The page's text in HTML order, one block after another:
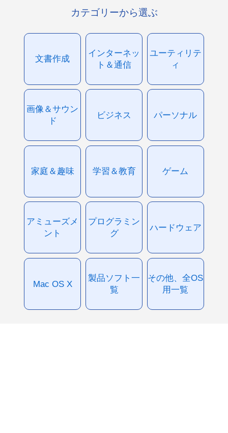
カテゴリーから選ぶ
文書作成
インターネッ
ト＆通信
ユーティリテ
ィ
画像＆サウン
ド
ビジネス パーソナル
家庭＆趣味 学習＆教育 ゲーム
アミューズメ
ント
プログラミン
グ
ハードウェア
Mac OS X
製品ソフト一
覧
その他、全OS
用一覧